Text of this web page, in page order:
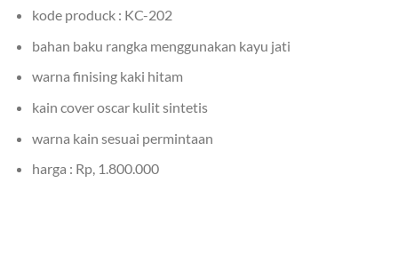
kode produck : KC-202
bahan baku rangka menggunakan kayu jati
warna finising kaki hitam
kain cover oscar kulit sintetis
warna kain sesuai permintaan
harga : Rp, 1.800.000